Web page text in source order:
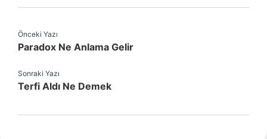
Önceki Yazı
Paradox Ne Anlama Gelir
Sonraki Yazı
Terfi Aldı Ne Demek